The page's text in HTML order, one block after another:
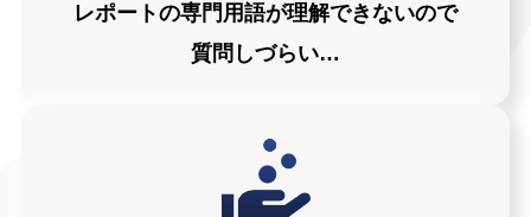
レポートの専門用語が理解できないので
質問しづらい…